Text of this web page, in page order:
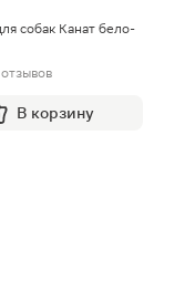
собак Канат бело-
В корзину